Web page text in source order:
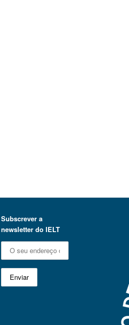
Subscrever a
newsletter do IELT